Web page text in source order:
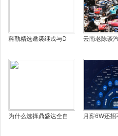
科勒精选邀裘继戎与D 云南老陈谈
为什么选择鼎盛达全自 月薪6W还招